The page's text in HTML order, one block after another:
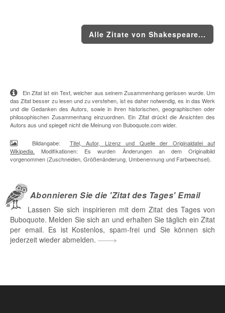
Alle Zitate von Shakespeare...
Ein Zitat ist ein Text, welcher aus seinem Zusammenhang gerissen wurde. Um
das Zitat besser zu lesen und zu verstehen, ist es daher notwendig, es in das Werk
und die Gedanken des Autors, sowie in ihren historischen, geographischen oder
philosophischen Zusammenhang einzuordnen. Ein Zitat drückt die Ansichten des
Autors aus und spiegelt nicht die Meinung von Buboquote.com wider.
Bildangabe: Titel, Autor, Lizenz und Quelle der Originaldatei auf
Wikipedia. Modifikationen: Es wurden Änderungen an dem Originalbild
vorgenommen (Zuschneiden, Größenänderung, Umbenennung und Farbwechsel).
Abonnieren Sie die 'Zitat des Tages' Email
Lassen Sie sich inspirieren mit dem Zitat des Tages von
Buboquote. Melden Sie sich an und erhalten Sie täglich ein Zitat
per email. Es ist Kostenlos, spam-frei und Sie können sich
jederzeit wieder abmelden.